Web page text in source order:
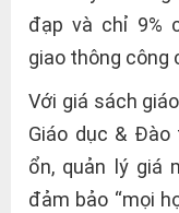
đạp và chỉ 9%
giao thông công
Với giá sách
Giáo dục & Đào
ổn, quản lý giá
đảm bảo “mọi